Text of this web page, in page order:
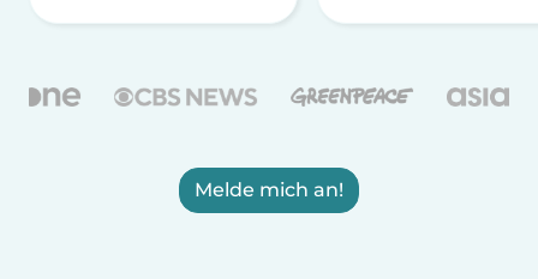
Melde mich an!